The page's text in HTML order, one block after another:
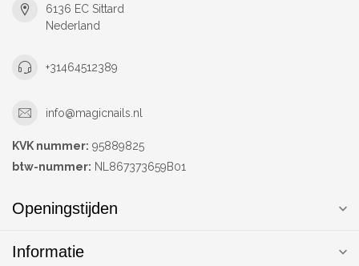
6136 EC Sittard
Nederland
+31464512389
info@magicnails.nl
KVK nummer: 95889825
btw-nummer: NL867373659B01
Openingstijden
Informatie